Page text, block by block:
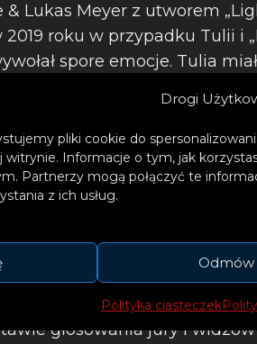
Drogi
pliki cookie do
witrynie. Informacje o tym, jak
Partnerzy mogą połączyć te
z ich usług.
Odmów
Polityka ciasteczek
Lukas Meyer z utworem
2019 roku w przypadku Tulii i
spore emocje. Tulia
WYNIKI drugiego
Eurowizji 2021
awansowało w
głosowania jury i